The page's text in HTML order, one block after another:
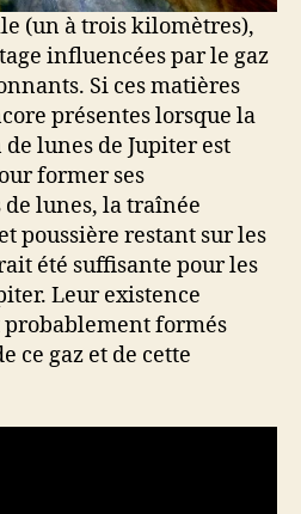
(un à trois kilomètres),
influencées par le gaz
Si ces matières
présentes lorsque la
lunes de Jupiter est
former ses
lunes, la traînée
poussière restant sur les
été suffisante pour les
Leur existence
probablement formés
ce gaz et de cette